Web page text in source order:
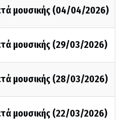
μουσικής (04/04/2026)
μουσικής (29/03/2026)
μουσικής (28/03/2026)
μουσικής (22/03/2026)